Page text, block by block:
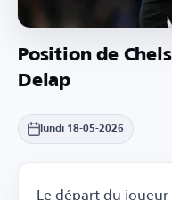
Position de
Delap
lundi 18-05-2026
Le départ du